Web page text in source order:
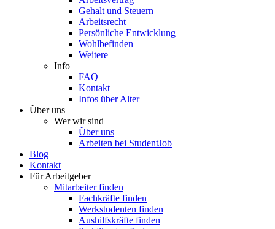
Gehalt und Steuern
Arbeitsrecht
Persönliche Entwicklung
Wohlbefinden
Weitere
Info
FAQ
Kontakt
Infos über Alter
Über uns
Wer wir sind
Über uns
Arbeiten bei StudentJob
Blog
Kontakt
Für Arbeitgeber
Mitarbeiter finden
Fachkräfte finden
Werkstudenten finden
Aushilfskräfte finden